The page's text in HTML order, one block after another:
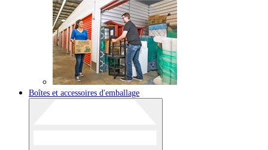
Boîtes et accessoires d'emballage